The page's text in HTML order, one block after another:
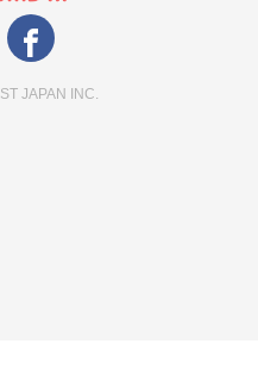
JAPAN INC.